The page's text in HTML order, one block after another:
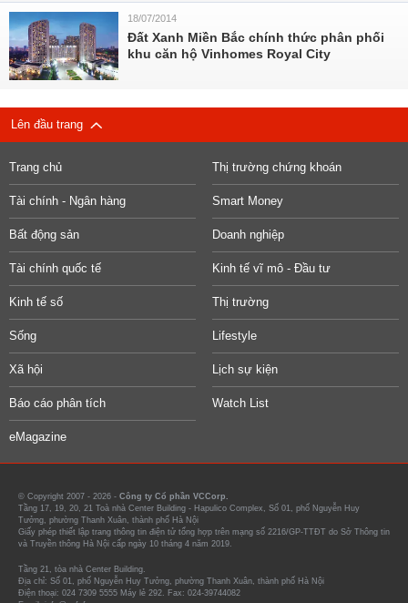
18/07/2014
Đất Xanh Miền Bắc chính thức phân phối
khu căn hộ Vinhomes Royal City
Lên đầu trang
Trang chủ Thị trường chứng khoán
Tài chính - Ngân hàng Smart Money
Bất động sản Doanh nghiệp
Tài chính quốc tế Kinh tế vĩ mô - Đầu tư
Kinh tế số Thị trường
Sống Lifestyle
Xã hội Lịch sự kiện
Báo cáo phân tích Watch List
eMagazine
© Copyright 2007 - 2026 - Công ty Cổ phần VCCorp.
Tầng 17, 19, 20, 21 Toà nhà Center Building - Hapulico Complex, Số 01, phố Nguyễn Huy
Tưởng, phường Thanh Xuân, thành phố Hà Nội
Giấy phép thiết lập trang thông tin điện tử tổng hợp trên mạng số 2216/GP-TTĐT do Sở Thông tin
và Truyền thông Hà Nội cấp ngày 10 tháng 4 năm 2019.
Tầng 21, tòa nhà Center Building.
Địa chỉ: Số 01, phố Nguyễn Huy Tưởng, phường Thanh Xuân, thành phố Hà Nội
Điện thoại: 024 7309 5555 Máy lẻ 292. Fax: 024-39744082